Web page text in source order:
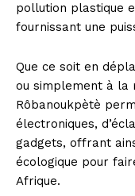
pollution plastique
fournissant une
Que ce soit en
ou simplement à la
Rôbanoukpètè
électroniques,
gadgets, offrant
écologique pour
Afrique.